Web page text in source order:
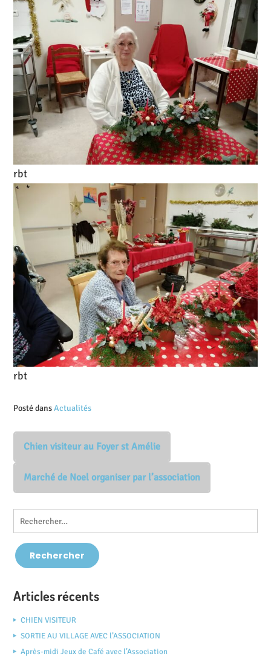
rbt
rbt
Posté dansActualités
Chien visiteur au Foyer st Amélie
Marché de Noel organiser par l’association
Articles récents
CHIEN VISITEUR
SORTIE AU VILLAGE AVEC l’ASSOCIATION
Après-midi Jeux de Café avec l’Association